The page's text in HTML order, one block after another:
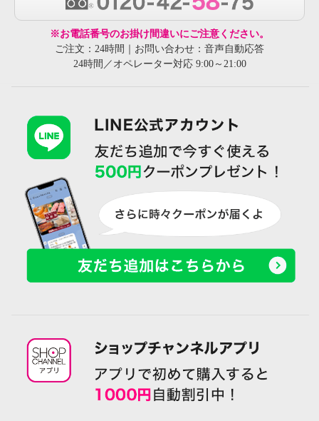
※お電話番号のお掛け間違いにご注意ください。
ご注文：24時間｜お問い合わせ：音声自動応答
24時間／オペレーター対応 9:00～21:00